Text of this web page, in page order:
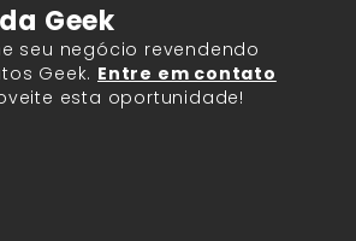
Geek
seu negócio revendendo
Geek. Entre em contato
esta oportunidade!